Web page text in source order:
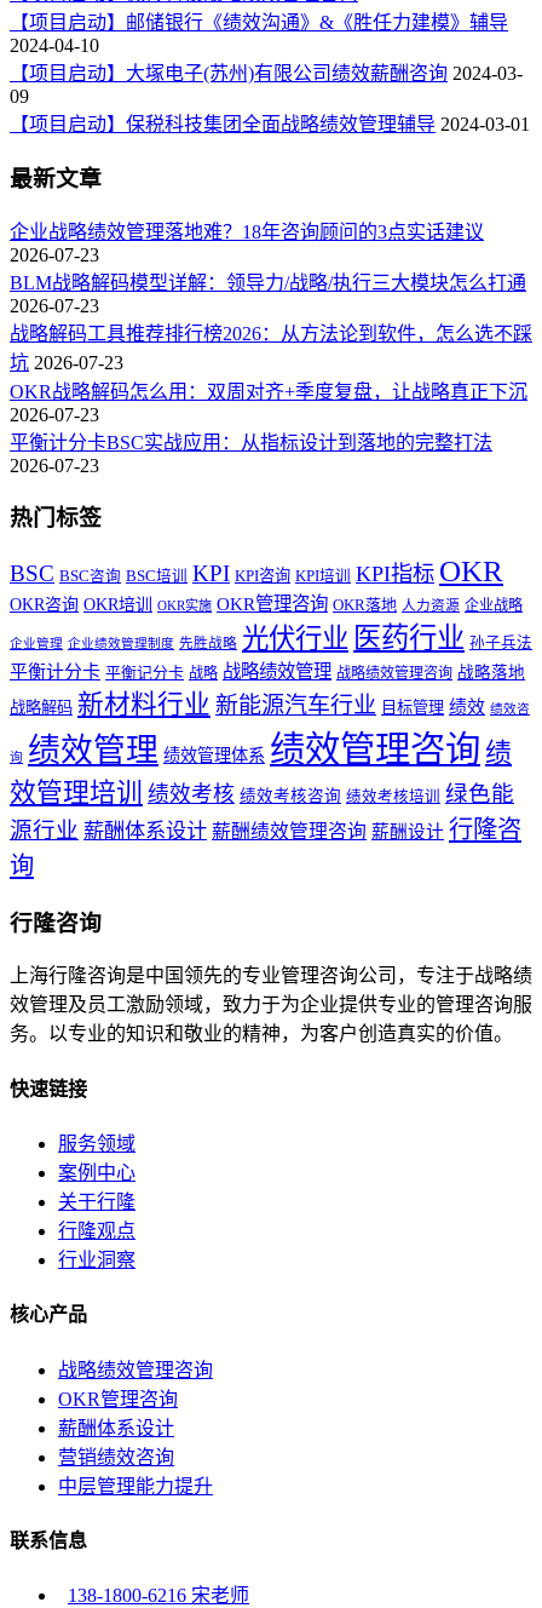
【项目启动】邮储银行《绩效沟通》&《胜任力建模》辅导
2024-04-10
【项目启动】大塚电子(苏州)有限公司绩效薪酬咨询 2024-03-
09
【项目启动】保税科技集团全面战略绩效管理辅导 2024-03-01
最新文章
企业战略绩效管理落地难？18年咨询顾问的3点实话建议
2026-07-23
BLM战略解码模型详解：领导力/战略/执行三大模块怎么打通
2026-07-23
战略解码工具推荐排行榜2026：从方法论到软件，怎么选不踩
坑 2026-07-23
OKR战略解码怎么用：双周对齐+季度复盘，让战略真正下沉
2026-07-23
平衡计分卡BSC实战应用：从指标设计到落地的完整打法
2026-07-23
热门标签
BSC BSC咨询 BSC培训 KPI KPI咨询 KPI培训 KPI指标 OKR
OKR咨询 OKR培训 OKR实施 OKR管理咨询 OKR落地 人力资源 企业战略
企业管理 企业绩效管理制度 先胜战略 光伏行业 医药行业 孙子兵法
平衡计分卡 平衡记分卡 战略 战略绩效管理 战略绩效管理咨询 战略落地
战略解码 新材料行业 新能源汽车行业 目标管理 绩效 绩效咨
询 绩效管理 绩效管理体系 绩效管理咨询 绩
效管理培训 绩效考核 绩效考核咨询 绩效考核培训
绿色能
源行业 薪酬体系设计 薪酬绩效管理咨询 薪酬设计 行隆咨
询
行隆咨询
上海行隆咨询是中国领先的专业管理咨询公司，专注于战略绩
效管理及员工激励领域，致力于为企业提供专业的管理咨询服
务。以专业的知识和敬业的精神，为客户创造真实的价值。
快速链接
服务领域
案例中心
关于行隆
行隆观点
行业洞察
核心产品
战略绩效管理咨询
OKR管理咨询
薪酬体系设计
营销绩效咨询
中层管理能力提升
联系信息
138-1800-6216 宋老师